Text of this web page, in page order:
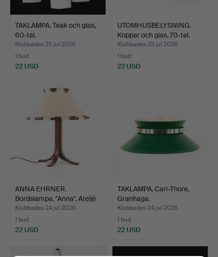
TAKLAMPA. Teak och glas,
60-tal.
Klubbades 25 jul 2026
1 bud
22 USD
UTOMHUSBELYSNING.
Koppar och glas, 70-tal.
Klubbades 25 jul 2026
1 bud
22 USD
ANNA EHRNER.
Bordslampa, "Anna", Ateljé
Ly…
Klubbades 24 jul 2026
1 bud
22 USD
TAKLAMPA. Carl-Thore,
Granhaga.
Klubbades 24 jul 2026
1 bud
22 USD